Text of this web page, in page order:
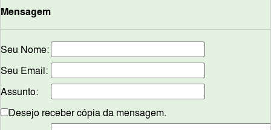
Mensagem
Seu Nome:
Seu Email:
Assunto:
Desejo receber cópia da mensagem.